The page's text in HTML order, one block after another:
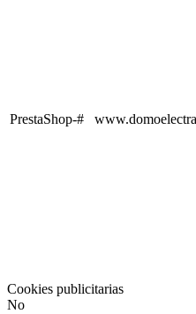
PrestaShop-#
Cookies publicitarias
No